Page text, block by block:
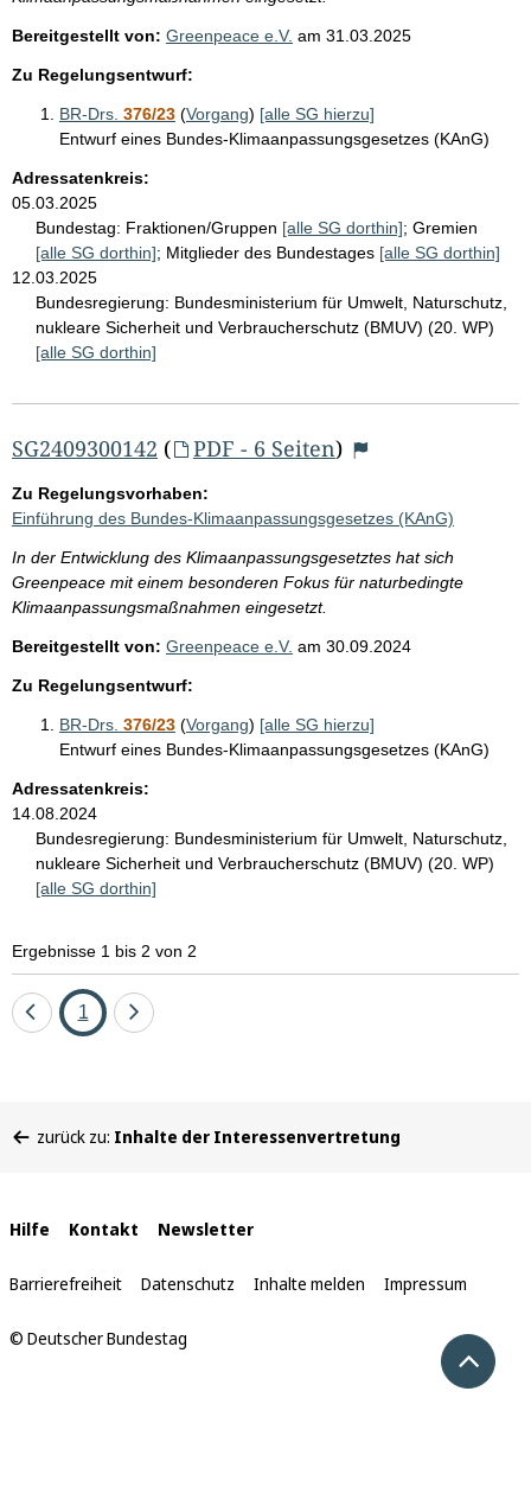
p
r
e
i
e
Bereitgestellt von: Greenpeace e.V. am 31.03.2025
Zu Regelungsentwurf:
BR-Drs. 376/23 (Vorgang) [alle SG hierzu]
Entwurf eines Bundes-Klimaanpassungsgesetzes (KAnG)
Adressatenkreis:
05.03.2025
Bundestag: Fraktionen/Gruppen [alle SG dorthin]; Gremien
[alle SG dorthin]; Mitglieder des Bundestages [alle SG dorthin]
12.03.2025
Bundesregierung: Bundesministerium für Umwelt, Naturschutz,
nukleare Sicherheit und Verbraucherschutz (BMUV) (20. WP)
[alle SG dorthin]
SG2409300142 ( PDF - 6 Seiten)
Zu Regelungsvorhaben:
Einführung des Bundes-Klimaanpassungsgesetzes (KAnG)
In der Entwicklung des Klimaanpassungsgesetztes hat sich
Greenpeace mit einem besonderen Fokus für naturbedingte
Klimaanpassungsmaßnahmen eingesetzt.
Bereitgestellt von: Greenpeace e.V. am 30.09.2024
Zu Regelungsentwurf:
BR-Drs. 376/23 (Vorgang) [alle SG hierzu]
Entwurf eines Bundes-Klimaanpassungsgesetzes (KAnG)
Adressatenkreis:
14.08.2024
Bundesregierung: Bundesministerium für Umwelt, Naturschutz,
nukleare Sicherheit und Verbraucherschutz (BMUV) (20. WP)
[alle SG dorthin]
Ergebnisse 1 bis 2 von 2
EineSeite
1
Eine
befinden
zurück zu: Inhalte der Interessenvertretung
Interne
Links
Hilfe Kontakt Newsletter
Barrierefreiheit Datenschutz Inhalte melden Impressum
© Deutscher Bundestag